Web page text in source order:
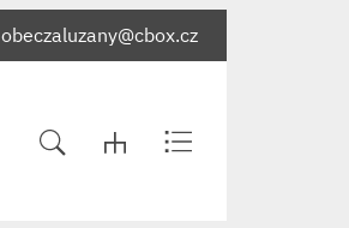
obeczaluzany@cbox.cz